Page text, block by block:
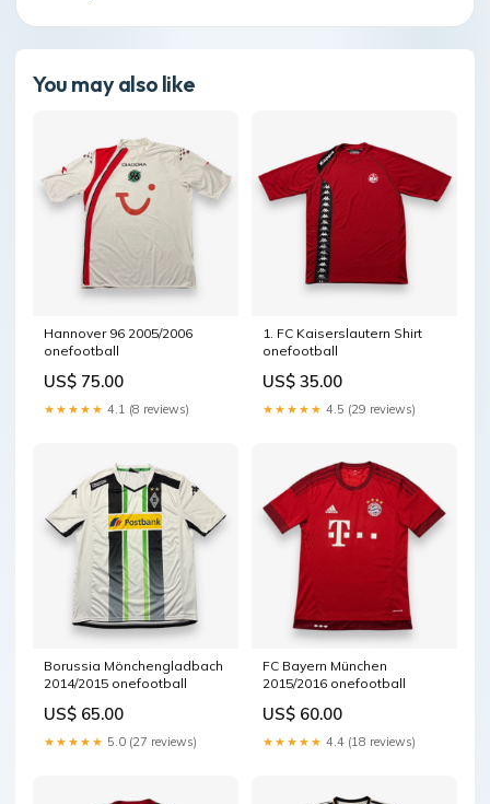
You may also like
Hannover 96 2005/2006
onefootball
US$ 75.00
★★★★★ 4.1 (8 reviews)
1. FC Kaiserslautern Shirt
onefootball
US$ 35.00
★★★★★ 4.5 (29 reviews)
Borussia Mönchengladbach
2014/2015 onefootball
US$ 65.00
★★★★★ 5.0 (27 reviews)
FC Bayern München
2015/2016 onefootball
US$ 60.00
★★★★★ 4.4 (18 reviews)